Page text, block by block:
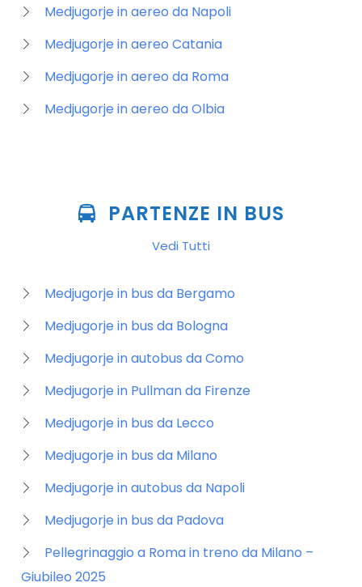
Medjugorje in aereo da Napoli
Medjugorje in aereo Catania
Medjugorje in aereo da Roma
Medjugorje in aereo da Olbia
PARTENZE IN BUS
Vedi Tutti
Medjugorje in bus da Bergamo
Medjugorje in bus da Bologna
Medjugorje in autobus da Como
Medjugorje in Pullman da Firenze
Medjugorje in bus da Lecco
Medjugorje in bus da Milano
Medjugorje in autobus da Napoli
Medjugorje in bus da Padova
Pellegrinaggio a Roma in treno da Milano –
Giubileo 2025